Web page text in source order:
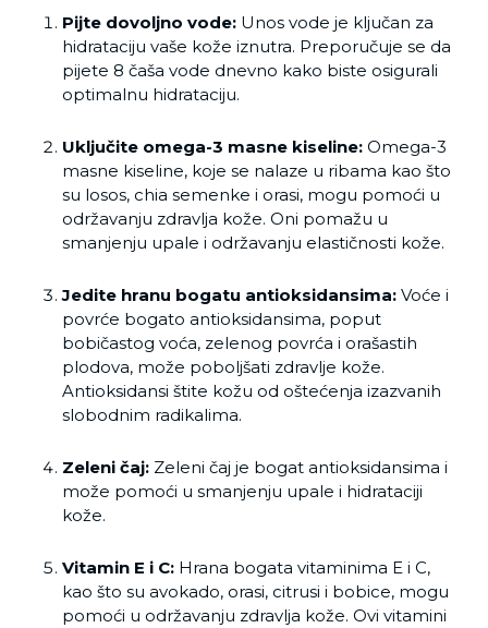
Pijte dovoljno vode: Unos vode je ključan za
hidrataciju vaše kože iznutra. Preporučuje se da
pijete 8 čaša vode dnevno kako biste osigurali
optimalnu hidrataciju.
Uključite omega-3 masne kiseline: Omega-3
masne kiseline, koje se nalaze u ribama kao što
su losos, chia semenke i orasi, mogu pomoći u
održavanju zdravlja kože. Oni pomažu u
smanjenju upale i održavanju elastičnosti kože.
Jedite hranu bogatu antioksidansima: Voće i
povrće bogato antioksidansima, poput
bobičastog voća, zelenog povrća i orašastih
plodova, može poboljšati zdravlje kože.
Antioksidansi štite kožu od oštećenja izazvanih
slobodnim radikalima.
Zeleni čaj: Zeleni čaj je bogat antioksidansima i
može pomoći u smanjenju upale i hidrataciji
kože.
Vitamin E i C: Hrana bogata vitaminima E i C,
kao što su avokado, orasi, citrusi i bobice, mogu
pomoći u održavanju zdravlja kože. Ovi vitamini